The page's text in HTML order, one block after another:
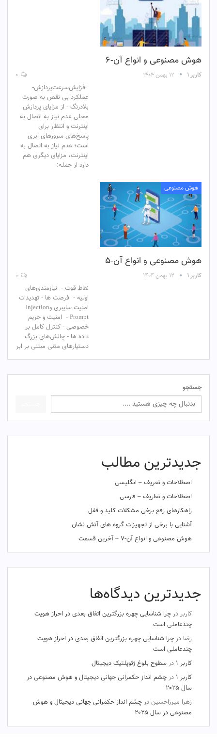
هوش مصنوعی و انواع آن-۶
کاربر ۱ ۱۲ بهمن ۱۴۰۴
افزایش‌سرعت‌پردازش-‌
عملکرد ‌بی‌ نقص‌ به صورت‌
بلادرنگ - از مزایای پردازش
محلی عدم نیاز به اتصال به
اینترنت و انتظار برای
پاسخ‌های سرورهای ابری
است؛ عدم نیاز به اتصال به
اینترنت، مزایای دیگری هم
دارد از جمله:
هوش مصنوعی
هوش مصنوعی و انواع آن-۵
کاربر ۱ ۱۲ بهمن ۱۴۰۴
نقاط ‌قوت - نیازمندی‌های‌
اولیه - فرصت ها - تهدیدات‌
امنیت ‌سایبری‌ و‌Injection
Prompt - امنیت و حریم
خصوصی - کنترل کامل بر
داده ها - چالش‌های بزرگ
دستیارهای متنی مبتنی بر ابر
جستجو
جدیدترین مطالب
اصطلاحات و تعریف – انگلیسی
اصطلاحات و تعاریف – فارسی
راهکارهای رفع برخی مشکلات کلید و قفل
آشنایی با برخی از تجهیزات گروه های آتش نشان
هوش مصنوعی و انواع آن-۷ – آخرین قسمت
جدیدترین دیدگاه‌ها
کاربر در چرا شناسایی چهره بزرگترین اتفاق بعدی در احراز هویت
چندعاملی است
رضا در چرا شناسایی چهره بزرگترین اتفاق بعدی در احراز هویت
چندعاملی است
کاربر ۱
در سطوح بلوغ ژئوپلتیک دیجیتال
کاربر ۱
در چشم‌ انداز حکمرانی جهانی دیجیتال و هوش مصنوعی در
سال ۲۰۲۵
زهرا میرزاحسین در چشم‌ انداز حکمرانی جهانی دیجیتال و هوش
مصنوعی در سال ۲۰۲۵